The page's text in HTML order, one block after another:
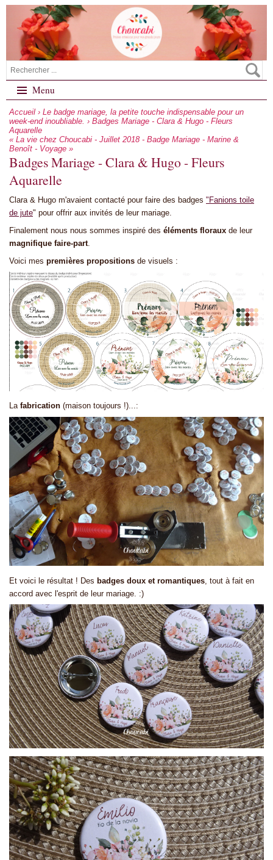
Menu
Accueil › Le badge mariage, la petite touche indispensable pour un
week-end inoubliable. › Badges Mariage - Clara & Hugo - Fleurs
Aquarelle
« La vie chez Choucabi - Juillet 2018 - Badge Mariage - Marine &
Benoît - Voyage »
Badges Mariage - Clara & Hugo - Fleurs
Aquarelle
Clara & Hugo m'avaient contacté pour faire des badges "Fanions toile
de jute" pour offrir aux invités de leur mariage.
Finalement nous nous sommes inspiré des éléments floraux de leur
magnifique faire-part
Voici mes premières propositions de visuels :
La fabrication (maison toujours !)...:
Et voici le résultat ! Des badges doux et romantiques , tout à fait en
accord avec l'esprit de leur mariage. :)